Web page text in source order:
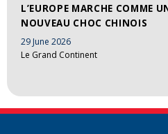
L’EUROPE MARCHE COMME
NOUVEAU CHOC CHINOIS
29 June 2026
Le Grand Continent